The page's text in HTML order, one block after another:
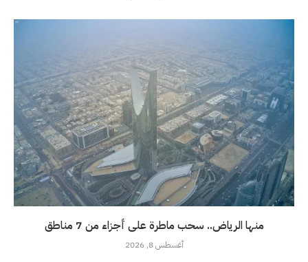
منها الرياض.. سحب ماطرة على أجزاء من 7 مناطق
أغسطس 8, 2026